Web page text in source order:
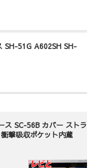
SH-51G A602SH SH-
SC-56B カバー ストラ
撃吸収ポケット内蔵